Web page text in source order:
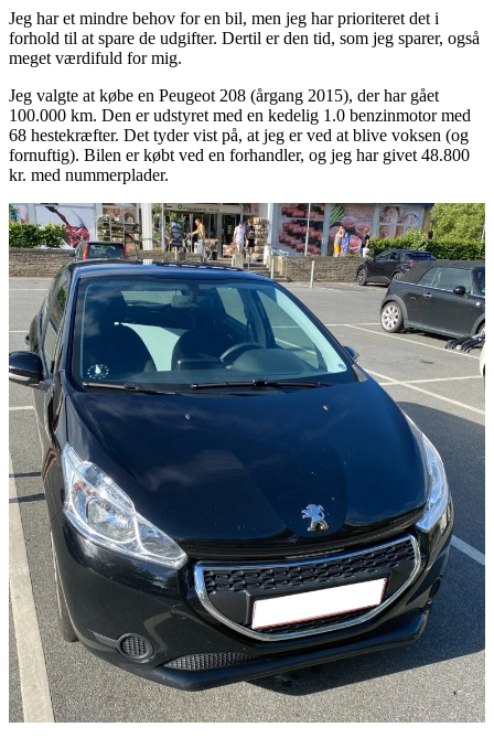
Jeg har et mindre behov for en bil, men jeg har prioriteret det i
forhold til at spare de udgifter. Dertil er den tid, som jeg sparer, også
meget værdifuld for mig.
Jeg valgte at købe en Peugeot 208 (årgang 2015), der har gået
100.000 km. Den er udstyret med en kedelig 1.0 benzinmotor med
68 hestekræfter. Det tyder vist på, at jeg er ved at blive voksen (og
fornuftig). Bilen er købt ved en forhandler, og jeg har givet 48.800
kr. med nummerplader.